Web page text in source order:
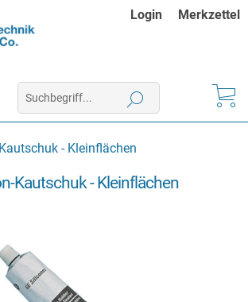
Login Merkzettel
- Kleinflächen
Kautschuk - Kleinflächen